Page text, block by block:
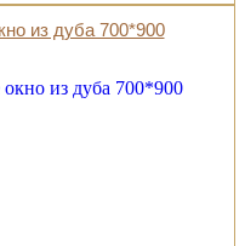
из дуба 700*900